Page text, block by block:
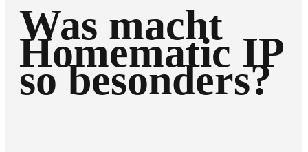
Was macht
Homematic IP
so besonders?